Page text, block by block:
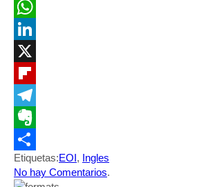
Email
WhatsApp
LinkedIn
Flipboard
Telegram
Evernote
Compartir
Etiquetas:EOI, Ingles
No hay Comentarios.